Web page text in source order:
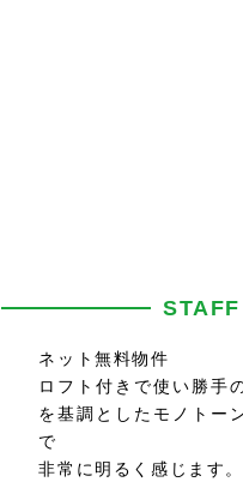
ネット無料物件
ロフト付きで使い勝手
を基調としたモノトー
で
非常に明るく感じます